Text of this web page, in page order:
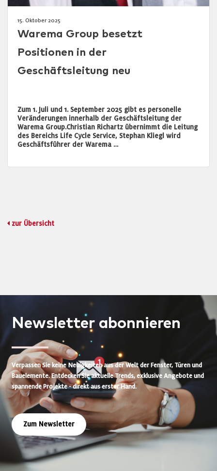
15. Oktober 2025
Warema Group besetzt
Positionen in der
Geschäftsleitung neu
Zum 1. Juli und 1. September 2025 gibt es personelle
Veränderungen innerhalb der Geschäftsleitung der
Warema Group.Christian Richartz übernimmt die Leitung
des Bereichs Life Cycle Service, Stephan Kliegl wird
Geschäftsführer der Warema …
zur Übersicht
Newsletter abonnieren
Verpassen Sie keine Neuigkeiten aus der Welt der Fenster, Türen und
Bauelemente. Entdecken Sie aktuelle Trends, exklusive Angebote und
spannende Projekte - direkt aus erster Hand.
Zum Newsletter